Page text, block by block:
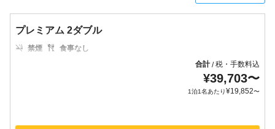
プレミアム 2ダブル
禁煙
食事なし
合計/税・手数料込
¥39,703〜
1泊1名あたり¥19,852〜